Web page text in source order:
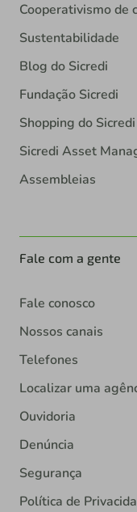
Cooperativismo de
Sustentabilidade
Blog do Sicredi
Fundação Sicredi
Shopping do Sicredi
Sicredi Asset
Assembleias
Fale com a gente
Fale conosco
Nossos canais
Telefones
Localizar uma
Ouvidoria
Denúncia
Segurança
Política de